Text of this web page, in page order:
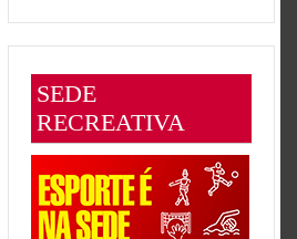
SEDE
RECREATIVA